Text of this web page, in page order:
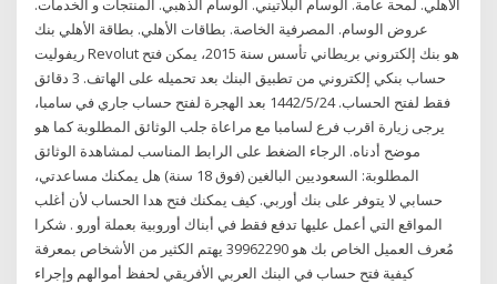
الأهلي. لمحة عامة. الوسام البلاتيني. الوسام الذهبي. المنتجات و الخدمات.
عروض الوسام. المصرفية الخاصة. بطاقات الأهلي. بطاقة الأهلي بنك
ريفوليت Revolut هو بنك إلكتروني بريطاني تأسس سنة 2015، يمكن فتح
حساب بنكي إلكتروني من تطبيق البنك بعد تحميله على الهاتف. 3 دقائق
فقط لفتح الحساب. 24‏‏/5‏‏/1442 بعد الهجرة لفتح حساب جاري في سامبا،
يرجى زيارة اقرب فرع لسامبا مع مراعاة جلب الوثائق المطلوبة كما هو
موضح أدناه. الرجاء الضغط على الرابط المناسب لمشاهدة الوثائق
المطلوبة: السعوديين البالغين (فوق 18 سنة) هل يمكنك مساعدتي،
حسابي لا يتوفر على بنك أوربي. كيف يمكنك فتح هدا الحساب لأن أغلب
المواقع التي أعمل عليها تدفع فقط في أبناك أوروبية بعملة أورو . شكرا
مُعرف العميل الخاص بك هو 39962290 يهتم الكثير من الأشخاص بمعرفة
كيفية فتح حساب في البنك العربي الأفريقي لحفظ أموالهم وإجراء